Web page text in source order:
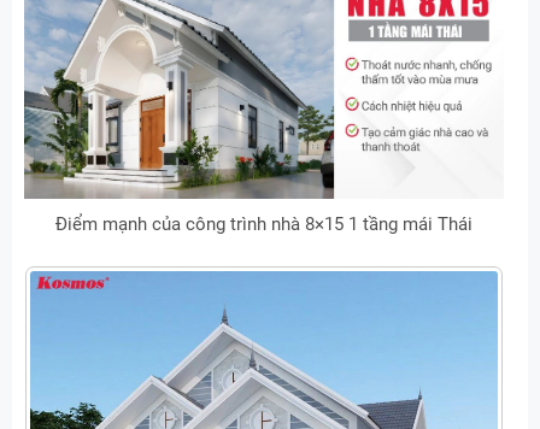
Điểm mạnh của công trình nhà 8×15 1 tầng mái Thái